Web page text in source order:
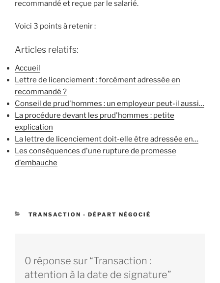
recommandé et reçue par le salarié.
Voici 3 points à retenir :
Articles relatifs:
Accueil
Lettre de licenciement : forcément adressée en
recommandé ?
Conseil de prud'hommes : un employeur peut-il aussi…
La procédure devant les prud'hommes : petite
explication
La lettre de licenciement doit-elle être adressée en…
Les conséquences d'une rupture de promesse
d'embauche
CATÉGORIES
TRANSACTION - DÉPART NÉGOCIÉ
0 réponse sur “Transaction :
attention à la date de signature”